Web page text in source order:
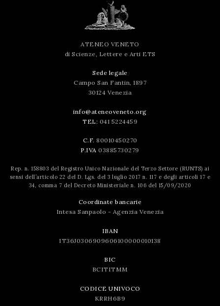
ATENEO VENETO
di Scienze, Lettere e Arti ETS
Sede legale
Campo San Fantin, 1897
30124 Venezia
info@ateneoveneto.org
TEL: 041 5224459
C.F. 80010450270
P.IVA 03885730279
Rep. n. 158803 del Registro Unico Nazionale del Terzo Settore (RUNTS) ai
sensi dell’articolo 22 del D. Lgs. del 3 luglio 2017 n. 117 e degli articoli 17 e
34, comma 7 del Decreto Ministeriale n. 106 del 15/09/2020
Coordinate bancarie
Intesa Sanpaolo - Agenzia Venezia
IBAN
IT36J0306909606100000010138
BIC
BCITITMM
CODICE UNIVOCO
KRRH6B9